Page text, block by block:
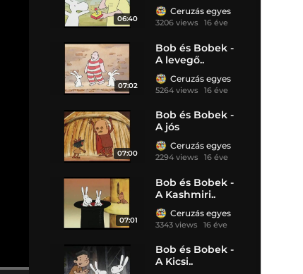
06:40
Ceruzás egyes
3206 views 16 éve
07:02
Bob és Bobek -
A levegő..
Ceruzás egyes
5264 views 16 éve
07:00
Bob és Bobek -
A jós
Ceruzás egyes
2294 views 16 éve
07:01
Bob és Bobek -
A Kashmiri..
Ceruzás egyes
3343 views 16 éve
Bob és Bobek -
A Kicsi..